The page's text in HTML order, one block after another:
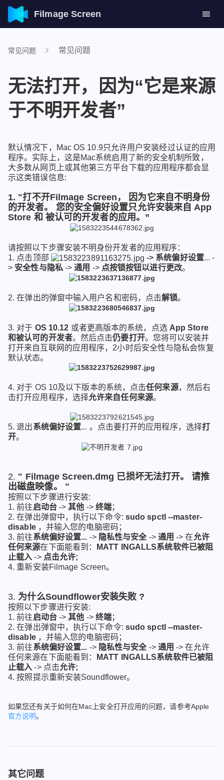
Filmage Screen
常见问题 常见问题
无法打开，因为“它是来源
于不明开发者”
默认情况下，Mac OS 10.9只允许用户安装经过认证的应用
程序。实际上，这是Mac系统启用了新的安全机制所致，
大多数从网页上或其他第三方平台下载的应用程序都会显
示这类错误信息:
1. "打不开Filmage Screen， 因为它来自不明身份
的开发者。 您的安全偏好设置只允许安装来自 App
Store 和 被认可的开发者的应用。”
请按照以下步骤安装不明身份开发者的应用程序：
1. 点击顶部
-> 系统偏好设置... -
> 安全性与隐私->通用 -> 点按锁按钮以进行更改。
2. 在弹出的弹窗中输入用户名和密码，点击解锁。
3. 对于 OS 10.12 或者更高版本的系统，点选 App Store
和被认可的开发者。然后点击仍要打开。您将可以安装并
打开来自互联网的应用程序，2小时后安全性与隐私会恢复
默认状态。
4. 对于 OS 10及以下版本的系统，点击任何来源，然后右
击打开应用程序，选择允许来自任何来源。
5. 退出系统偏好设置... 。点击要打开的应用程序，选择打
开。
2. " Filmage Screen.dmg 已损坏无法打开。 请推
出磁盘映像。 "
按照以下步骤进行安装:
1. 前往启动台->其他 -> 终端；
2. 在弹出弹窗中，执行以下命令: sudo spctl --master-
disable ，并输入您的电脑密码；
3. 前往系统偏好设置... ->隐私性与安全 ->通用-> 在 允许
任何来源在下面能看到：
MATT INGALLS系统软件已被阻
止载入 ->点击允许;
4. 重新安装Filmage Screen。
3. 为什么Soundflower安装失败 ?
按照以下步骤进行安装:
1. 前往启动台->其他 -> 终端；
2. 在弹出弹窗中，执行以下命令: sudo spctl --master-
disable，并输入您的电脑密码；
3. 前往系统偏好设置... -> 隐私性与安全-> 通用-> 在允许
任何来源在下面能看到：
MATT INGALLS系统软件已被阻
止载入 -> 点击允许;
4. 按照提示重新安装Soundflower。
如果您还有关于如何在Mac上安全打开应用的问题，请参考Apple
官方说明。
其它问题